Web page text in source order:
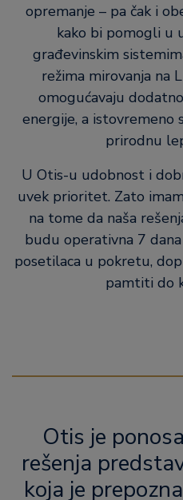
opremanje – pa čak i
kako bi pomogli u
građevinskim
režima mirovanja na
omogućavaju
energije, a istovremeno
prirodnu
U Otis-u udobnost i
uvek prioritet. Zato
na tome da naša
budu operativna 7
posetilaca u pokretu,
pamtiti do
Otis je
rešenja
koja je